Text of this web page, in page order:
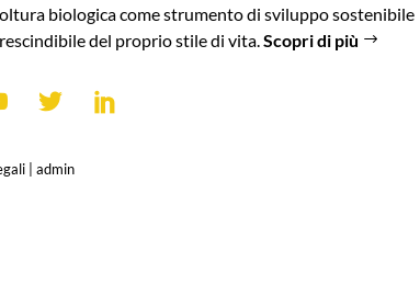
biologica come strumento di sviluppo sostenibile
del proprio stile di vita.Scopri di più
|admin